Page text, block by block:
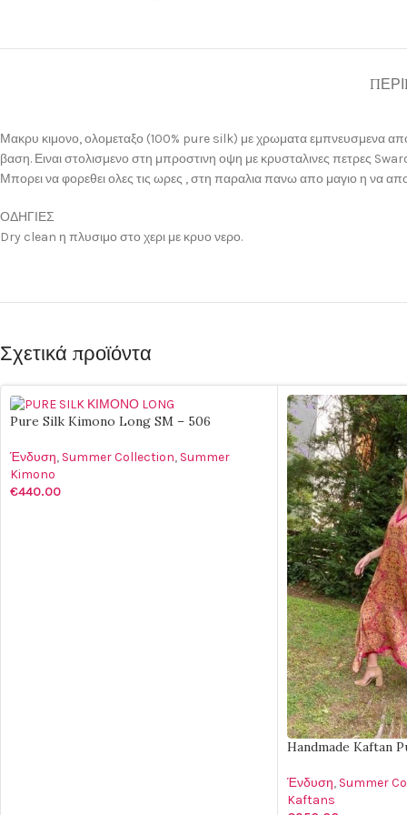
Μακρυ κιμονο, ολομεταξο (100% pure silk) με χρωματα εμπνευσμενα
βαση. Ειναι στολισμενο στη μπροστινη οψη με κρυσταλινες πετρες
Μπορει να φορεθει ολες τις ωρες , στη παραλια πανω απο μαγιο η να
ΟΔΗΓΙΕΣ
Dry clean η πλυσιμο στο χερι με κρυο νερο.
Σχετικά προϊόντα
Pure Silk Kimono Long SM – 506
Ένδυση, Summer Collection, Summer
Kimono
€440.00
Handmade Kaftan
Ένδυση, Summer
Kaftans